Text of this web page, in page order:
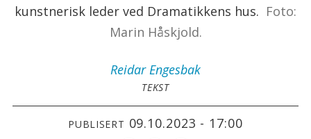
kunstnerisk leder ved Dramatikkens hus. Foto:
Marin Håskjold.
Reidar Engesbak
TEKST
PUBLISERT 09.10.2023 - 17:00